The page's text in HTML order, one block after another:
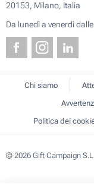
20153, Milano, Italia
Da lunedì a venerdì
Chi siamo
Politica dei
© 2026 Gift Campaign